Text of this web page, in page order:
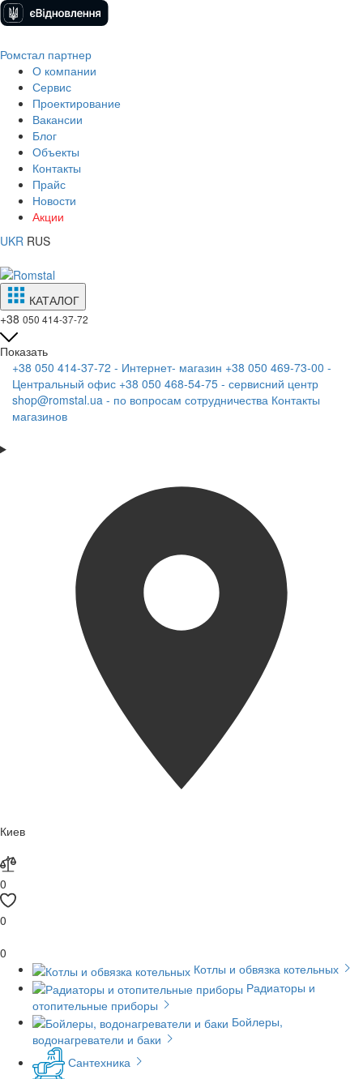
Ромстал партнер
О компании
Сервис
Проектирование
Вакансии
Блог
Объекты
Контакты
Прайс
Новости
Акции
UKR RUS
КАТАЛОГ
+38 050 414-37-72
Показать
+38 050 414-37-72 - Интернет- магазин +38 050 469-73-00 -
Центральный офис +38 050 468-54-75 - сервисний центр
shop@romstal.ua - по вопросам сотрудничества Контакты
магазинов
Киев
0
0
0
Котлы и обвязка котельных
Радиаторы и
отопительные приборы
Бойлеры,
водонагреватели и баки
Сантехника